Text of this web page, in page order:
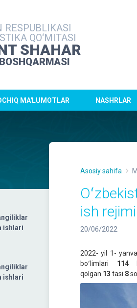
RESPUBLIKASI
QO‘MITASI
SHAHAR
MA'LUMOTLAR NASHRLAR
ishlari
ishlari
Asosiy sahifa
ish
20/06/2022
2022- yil 1-
boʻlimlari 114
qolgan 13 tasi 8